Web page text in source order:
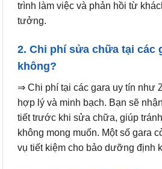
trình làm việc và phản hồi từ
tưởng.
2. Chi phí sửa chữa tại các
không?
⇒ Chi phí tại các gara uy tín như
hợp lý và minh bạch. Bạn sẽ
tiết trước khi sửa chữa, giúp
không mong muốn. Một số gara
vụ tiết kiệm cho bảo dưỡng định